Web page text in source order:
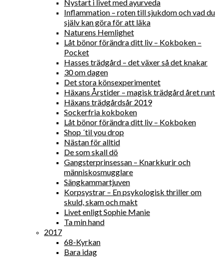
Nystart i livet med ayurveda
Inflammation – roten till sjukdom och vad du
själv kan göra för att läka
Naturens Hemlighet
Låt bönor förändra ditt liv – Kokboken –
Pocket
Hasses trädgård – det växer så det knakar
30 om dagen
Det stora könsexperimentet
Häxans Årstider – magisk trädgård året runt
Häxans trädgårdsår 2019
Sockerfria kokboken
Låt bönor förändra ditt liv – Kokboken
Shop ´til you drop
Nästan för alltid
De som skall dö
Gangsterprinsessan – Knarkkurir och
människosmugglare
Sängkammartjuven
Korpsystrar – En psykologisk thriller om
skuld, skam och makt
Livet enligt Sophie Manie
Ta min hand
2017
68-Kyrkan
Bara idag